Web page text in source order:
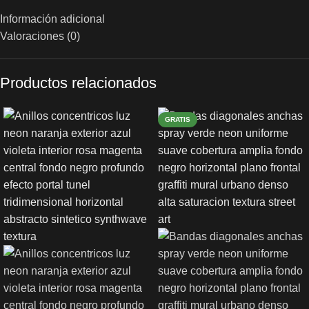
Información adicional
Valoraciones (0)
Productos relacionados
GRATIS